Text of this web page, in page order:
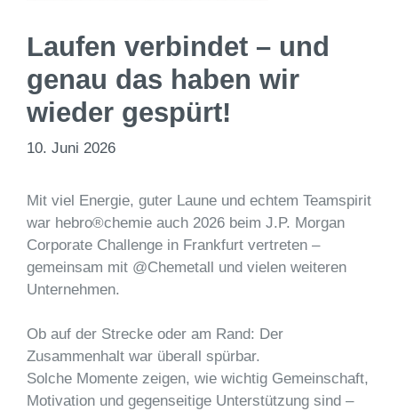
Laufen verbindet – und
genau das haben wir
wieder gespürt!
10. Juni 2026
Mit viel Energie, guter Laune und echtem Teamspirit
war hebro®chemie auch 2026 beim J.P. Morgan
Corporate Challenge in Frankfurt vertreten –
gemeinsam mit @Chemetall und vielen weiteren
Unternehmen.
Ob auf der Strecke oder am Rand: Der
Zusammenhalt war überall spürbar.
Solche Momente zeigen, wie wichtig Gemeinschaft,
Motivation und gegenseitige Unterstützung sind –